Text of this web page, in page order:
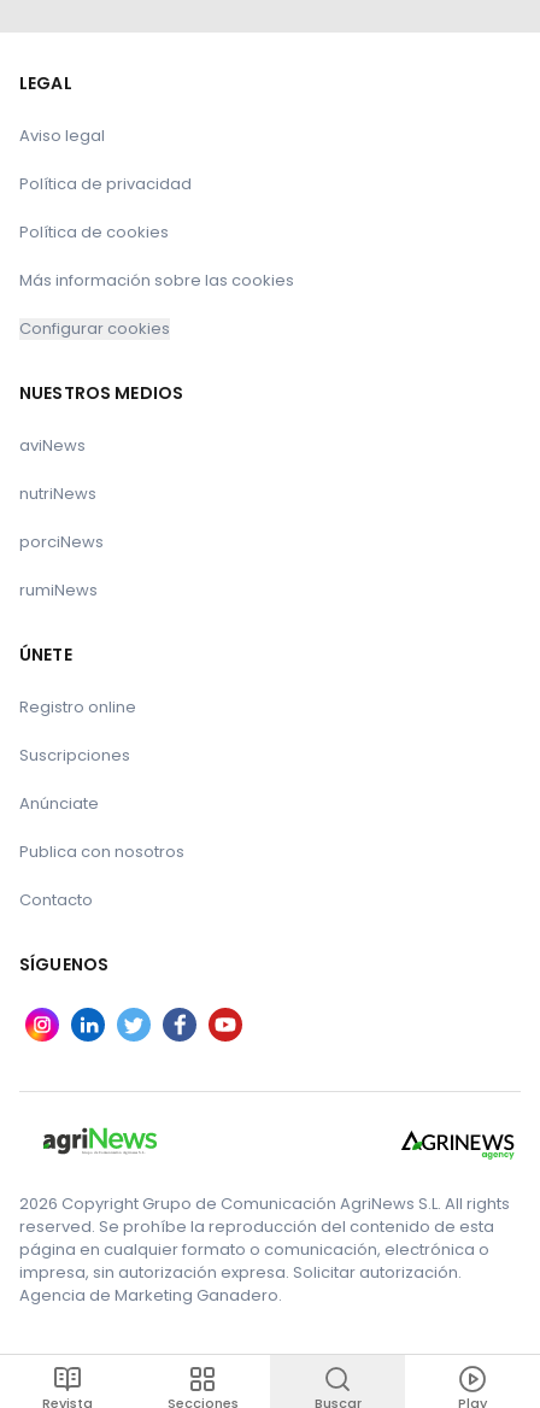
Revista Secciones Buscar Play
LEGAL
Aviso legal
Política de privacidad
Política de cookies
Más información sobre las cookies
Configurar cookies
NUESTROS MEDIOS
aviNews
nutriNews
porciNews
rumiNews
ÚNETE
Registro online
Suscripciones
Anúnciate
Publica con nosotros
Contacto
SÍGUENOS
2026 Copyright Grupo de Comunicación AgriNews S.L. All rights
reserved. Se prohíbe la reproducción del contenido de esta
página en cualquier formato o comunicación, electrónica o
impresa, sin autorización expresa. Solicitar autorización.
Agencia de Marketing Ganadero.